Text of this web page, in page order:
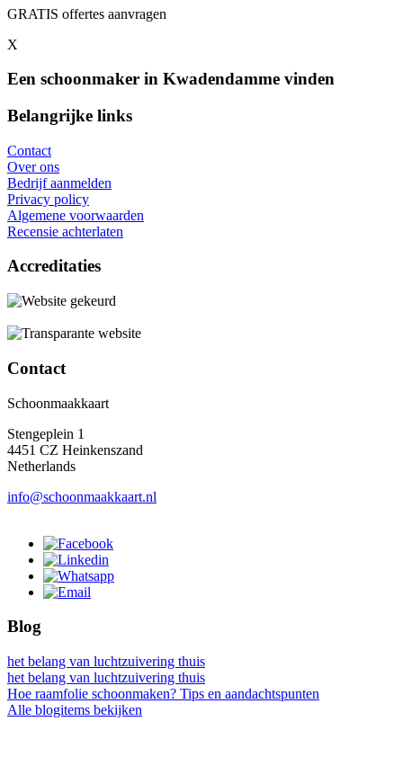
GRATIS offertes aanvragen
X
Een schoonmaker in Kwadendamme vinden
Belangrijke links
Contact
Over ons
Bedrijf aanmelden
Privacy policy
Algemene voorwaarden
Recensie achterlaten
Accreditaties
Contact
Schoonmaakkaart
Stengeplein 1
4451 CZ Heinkenszand
Netherlands
info@schoonmaakkaart.nl
Blog
het belang van luchtzuivering thuis
het belang van luchtzuivering thuis
Hoe raamfolie schoonmaken? Tips en aandachtspunten
Alle blogitems bekijken